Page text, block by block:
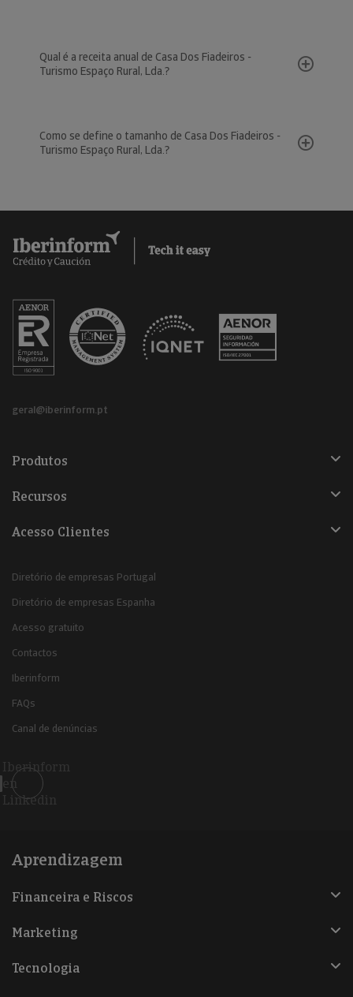
Qual é a receita anual de Casa Dos Fiadeiros -
Turismo Espaço Rural, Lda.?
Como se define o tamanho de Casa Dos Fiadeiros -
Turismo Espaço Rural, Lda.?
geral@iberinform.pt
Produtos
Recursos
Acesso Clientes
Diretório de empresas Portugal
Diretório de empresas Espanha
Acesso gratuito
Contactos
Iberinform
FAQs
Canal de denúncias
Iberinform
en
Linkedin
Aprendizagem
Financeira e Riscos
Marketing
Tecnologia